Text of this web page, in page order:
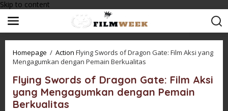
Skip to content
Homepage / Action Flying Swords of Dragon Gate: Film Aksi yang
Mengagumkan dengan Pemain Berkualitas
Flying Swords of Dragon Gate: Film Aksi
yang Mengagumkan dengan Pemain
Berkualitas